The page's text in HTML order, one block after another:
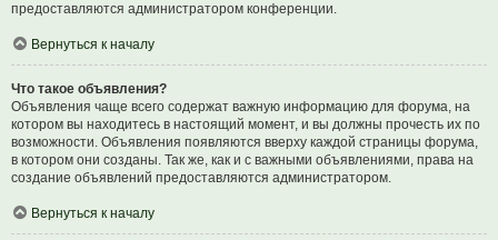
предоставляются администратором конференции.
Вернуться к началу
Что такое объявления?
Объявления чаще всего содержат важную информацию для форума, на
котором вы находитесь в настоящий момент, и вы должны прочесть их по
возможности. Объявления появляются вверху каждой страницы форума,
в котором они созданы. Так же, как и с важными объявлениями, права на
создание объявлений предоставляются администратором.
Вернуться к началу